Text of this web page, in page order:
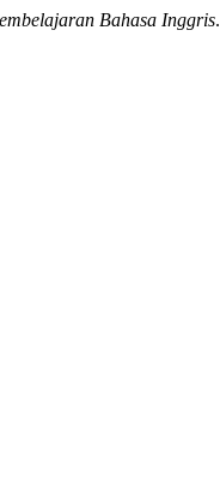
Bahasa Inggris.